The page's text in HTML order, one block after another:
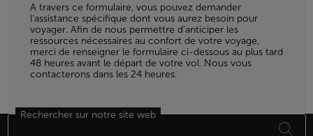
A travers ce formulaire, vous pouvez demander
l’assistance spécifique dont vous aurez besoin pour
voyager. Afin de nous permettre d’anticiper les
ressources nécessaires au confort de votre voyage,
merci de renseigner le formulaire ci-dessous au plus tard
48 heures avant le départ de votre vol. Nous vous
contacterons dans les 24 heures.
Bas de page Plan du site
Rechercher sur notre site web